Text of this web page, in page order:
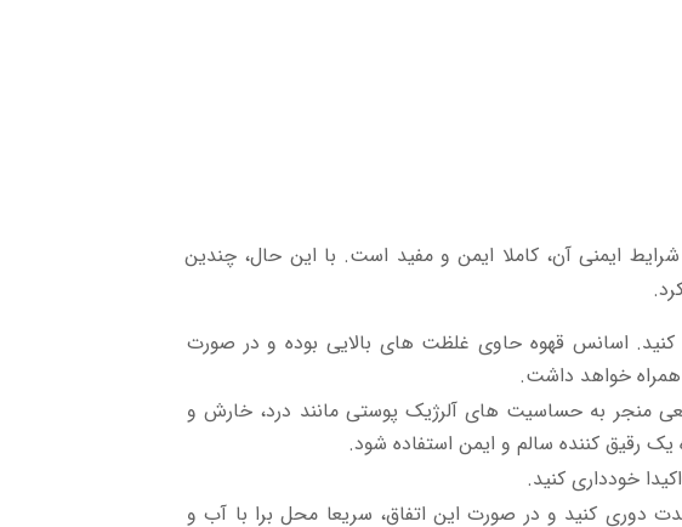
ایمنی آن، کاملا ایمن و مفید است. با این حال، چندین
اسانس قهوه حاوی غلظت های بالایی بوده و در صورت
همراه خواهد داشت.
منجر به حساسیت های آلرژیک پوستی مانند درد، خارش و
یک رقیق کننده سالم و ایمن استفاده شود.
خودداری کنید.
دوری کنید و در صورت این اتفاق، سریعا محل برا با آب و